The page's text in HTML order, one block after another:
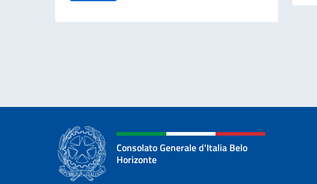
Consolato Generale d'Italia Belo
Horizonte